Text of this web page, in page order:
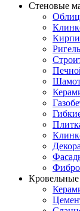
Стеновые